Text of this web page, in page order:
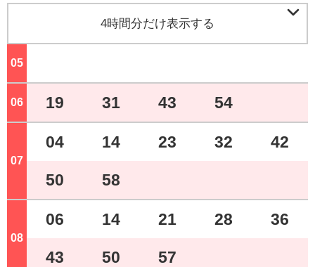
4時間分だけ表示する 
05
06 19 31 43 54
07
04 14 23 32 42
50 58
08
06 14 21 28 36
43 50 57